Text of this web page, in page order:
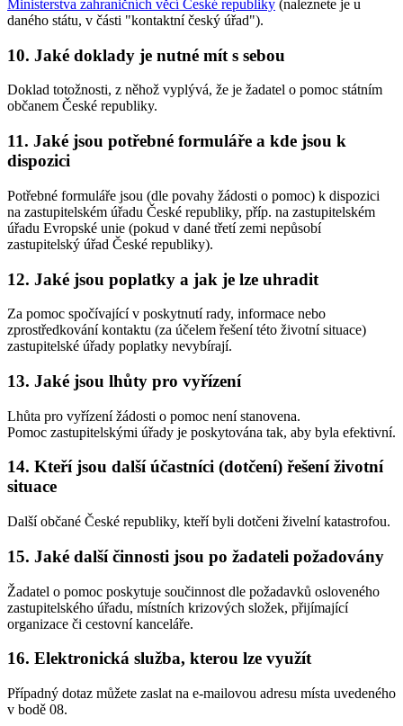
Ministerstva zahraničních věcí České republiky (naleznete je u
daného státu, v části "kontaktní český úřad").
10. Jaké doklady je nutné mít s sebou
Doklad totožnosti, z něhož vyplývá, že je žadatel o pomoc státním
občanem České republiky.
11. Jaké jsou potřebné formuláře a kde jsou k
dispozici
Potřebné formuláře jsou (dle povahy žádosti o pomoc) k dispozici
na zastupitelském úřadu České republiky, příp. na zastupitelském
úřadu Evropské unie (pokud v dané třetí zemi nepůsobí
zastupitelský úřad České republiky).
12. Jaké jsou poplatky a jak je lze uhradit
Za pomoc spočívající v poskytnutí rady, informace nebo
zprostředkování kontaktu (za účelem řešení této životní situace)
zastupitelské úřady poplatky nevybírají.
13. Jaké jsou lhůty pro vyřízení
Lhůta pro vyřízení žádosti o pomoc není stanovena.
Pomoc zastupitelskými úřady je poskytována tak, aby byla efektivní.
14. Kteří jsou další účastníci (dotčení) řešení životní
situace
Další občané České republiky, kteří byli dotčeni živelní katastrofou.
15. Jaké další činnosti jsou po žadateli požadovány
Žadatel o pomoc poskytuje součinnost dle požadavků osloveného
zastupitelského úřadu, místních krizových složek, přijímající
organizace či cestovní kanceláře.
16. Elektronická služba, kterou lze využít
Případný dotaz můžete zaslat na e-mailovou adresu místa uvedeného
v bodě 08.